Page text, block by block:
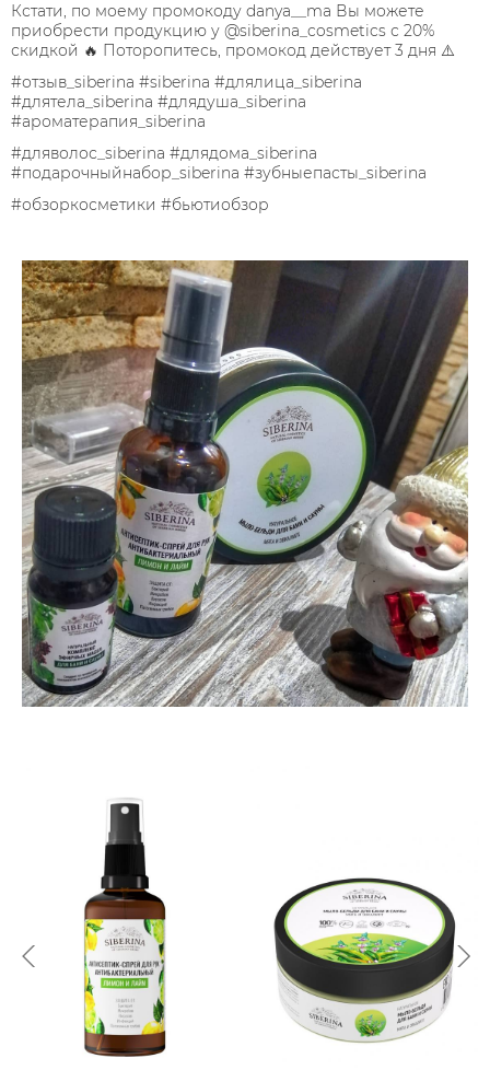
Кстати, по моему промокоду danya__ma Вы можете
приобрести продукцию у @siberina_cosmetics с 20%
скидкой 🔥 Поторопитесь, промокод действует 3 дня ⚠️
#отзыв_siberina #siberina #длялица_siberina
#длятела_siberina #длядуша_siberina
#ароматерапия_siberina
#дляволос_siberina #длядома_siberina
#подарочныйнабор_siberina #зубныепасты_siberina
#обзоркосметики #бьютиобзор